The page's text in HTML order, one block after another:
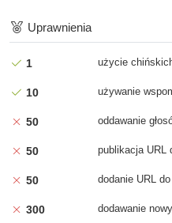
Uprawnienia
1 użycie
10 używanie
50 oddawanie
50 publikacja URL
50 dodanie URL
300 dodawanie